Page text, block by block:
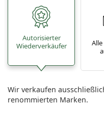
Autorisierter
Wiederverkäufer
Wir verkaufen
renommierten Marken.